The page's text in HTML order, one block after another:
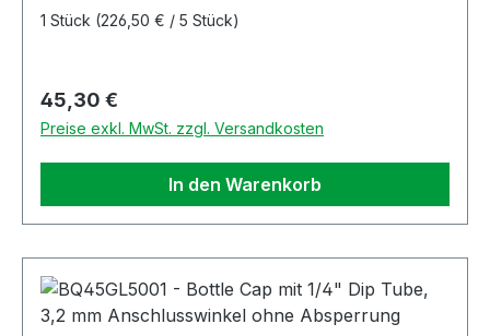
1 Stück (226,50 € / 5 Stück)
Regulärer Preis:
45,30 €
Preise exkl. MwSt. zzgl. Versandkosten
In den Warenkorb